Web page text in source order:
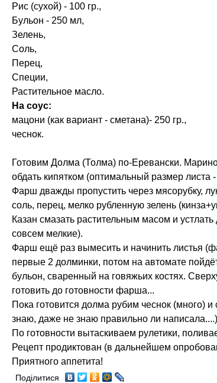
Рис (сухой) - 100 гр.,
Бульон - 250 мл,
Зелень,
Соль,
Перец,
Специи,
Растительное масло.
На соус:
мацони (как вариант - сметана)- 250 гр.,
чеснок.
Готовим Долма (Толма) по-Еревански.
обдать кипятком (оптимальный размер листа
Фарш дважды пропустить через мясорубку,
соль, перец, мелко рубленную зелень
Казан смазать растительным масом и
совсем мелкие).
Фарш ещё раз вымесить и начинить листья
первые 2 долминки, потом на автомате
бульон, сваренный на говяжьих костях.
готовить до готовности фарша...
Пока готовится долма рубим чеснок (много)
знаю, даже не знаю правильно ли
По готовности вытаскиваем рулетики,
Рецепт продиктован (в дальнейшем
Приятного аппетита!
Поділитися